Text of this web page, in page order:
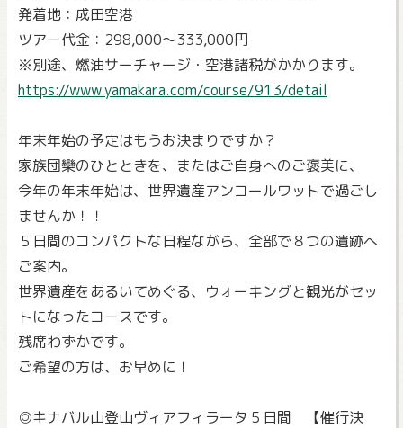
発着地：成田空港
ツアー代金：298,000～333,000円
※別途、燃油サーチャージ・空港諸税がかかります。
https://www.yamakara.com/course/913/detail
年末年始の予定はもうお決まりですか？
家族団欒のひとときを、またはご自身へのご褒美に、
今年の年末年始は、世界遺産アンコールワットで過ごし
ませんか！！
５日間のコンパクトな日程ながら、全部で８つの遺跡へ
ご案内。
世界遺産をあるいてめぐる、ウォーキングと観光がセッ
トになったコースです。
残席わずかです。
ご希望の方は、お早めに！
◎キナバル山登山ヴィアフィラータ５日間 【催行決